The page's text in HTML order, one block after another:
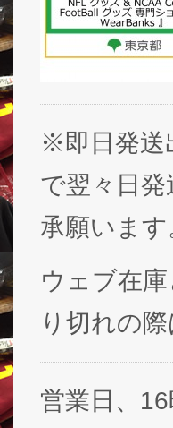
※即日発送
で翌々日
承願います
ウェブ在
り切れの
営業日、